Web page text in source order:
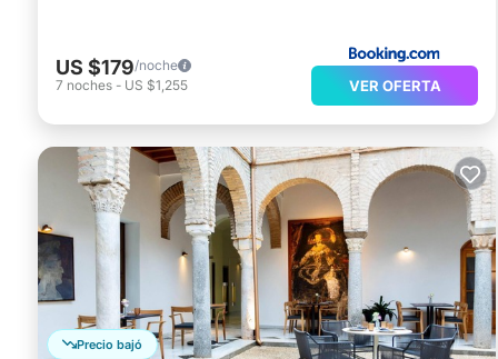
US $179/noche
7 noches - US $1,255 VER OFERTA
Precio bajó